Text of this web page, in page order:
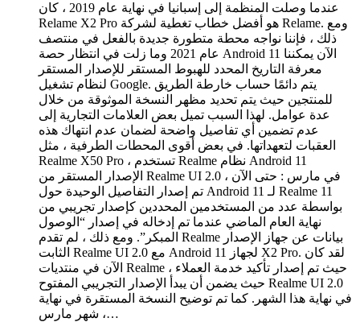
عندما وصلت المنظمة إلى إسبانيا في نهاية عام 2019 ، كان
Relame X2 Pro هو أفضل خطاب تغطية لشركة Relame. ومع
ذلك ، فإننا نواجه محطة متطورة جديدة بالفعل في منتصف
عام 2021 وما زلت في انتظار حصة Android 11 الآن يمكننا
معرفة التاريخ المحدد للهبوط المستقر للإصدار المستقر
لنظام تشغيل Google. يتم دائمًا حساب خارطة الطريق
للمنتجين حيث يتم تحديد مظهر النسخة الموثوقة من خلال
عدة عوامل. لهذا السبب تميل بعض العلامات التجارية إلى
عدم تضمين أي تفاصيل واضحة لضمان عدم انتهاك هذه
العقبات لتعهداتها. في بعض أقوى المحطات الطرفية ، مثل
Realme X50 Pro ، تستخدم Realme نظام Android 11
الإصدار المستقر من Realme UI 2.0 في مارس : حتى الآن ،
تم إصدار التفاصيل الوحيدة حول Android 11 لـ Realme 11
بواسطة عدد من المستخدمين المحددين كإصدار تجريبي من
نهاية العام الماضي عندما تم إدخاله في إصدار “الوصول
المبكر”. ومع ذلك ، لم تقدم Realme بيانات عن جهاز الإصدار
الثابت Realme UI 2.0 مع Android 11 لجهاز X2 Pro. لقد كان
الآن في منتديات Realme حيث تم إصدار تأكيد خدمة العملاء ،
حيث يضمن أن يبدأ الإصدار التجريبي المفتوح Realme UI 2.0
في نهاية هذا الشهر. كما تم توضيح النسخة المستقرة في نهاية
شهر مارس ،…